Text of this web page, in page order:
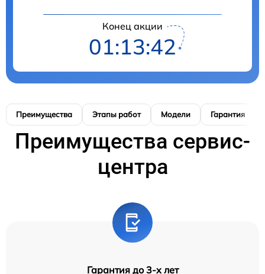
Конец акции
01:13:41
Преимущества Этапы работ Модели Гарантия
Преимущества сервис-
центра
Гарантия до 3-х лет